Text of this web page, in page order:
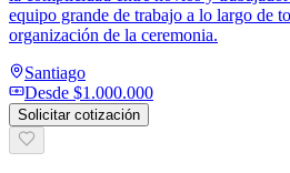
equipo grande de trabajo a lo largo de
organización de la ceremonia.
Santiago
Desde $1.000.000
Solicitar cotización